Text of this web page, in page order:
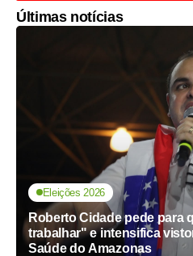
Últimas notícias
Eleições 2026
Roberto Cidade pede para
trabalhar" e intensifica
Saúde do Amazonas